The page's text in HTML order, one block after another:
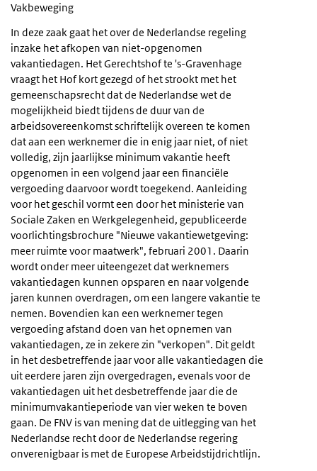
Vakbeweging
In deze zaak gaat het over de Nederlandse regeling
inzake het afkopen van niet-opgenomen
vakantiedagen. Het Gerechtshof te 's-Gravenhage
vraagt het Hof kort gezegd of het strookt met het
gemeenschapsrecht dat de Nederlandse wet de
mogelijkheid biedt tijdens de duur van de
arbeidsovereenkomst schriftelijk overeen te komen
dat aan een werknemer die in enig jaar niet, of niet
volledig, zijn jaarlijkse minimum vakantie heeft
opgenomen in een volgend jaar een financiële
vergoeding daarvoor wordt toegekend. Aanleiding
voor het geschil vormt een door het ministerie van
Sociale Zaken en Werkgelegenheid, gepubliceerde
voorlichtingsbrochure "Nieuwe vakantiewetgeving:
meer ruimte voor maatwerk", februari 2001. Daarin
wordt onder meer uiteengezet dat werknemers
vakantiedagen kunnen opsparen en naar volgende
jaren kunnen overdragen, om een langere vakantie te
nemen. Bovendien kan een werknemer tegen
vergoeding afstand doen van het opnemen van
vakantiedagen, ze in zekere zin "verkopen". Dit geldt
in het desbetreffende jaar voor alle vakantiedagen die
uit eerdere jaren zijn overgedragen, evenals voor de
vakantiedagen uit het desbetreffende jaar die de
minimumvakantieperiode van vier weken te boven
gaan. De FNV is van mening dat de uitlegging van het
Nederlandse recht door de Nederlandse regering
onverenigbaar is met de Europese Arbeidstijdrichtlijn.